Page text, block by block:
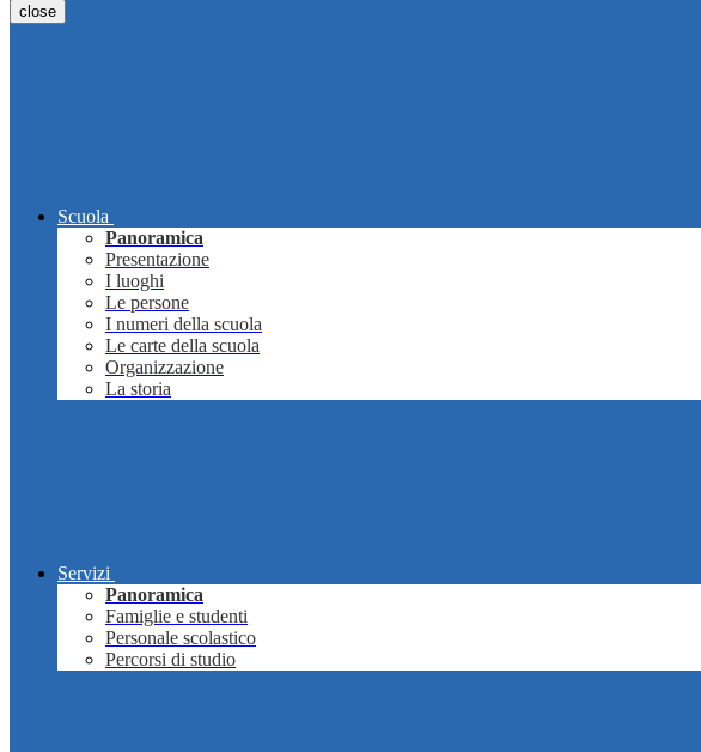
close
Scuola
Panoramica
Presentazione
I luoghi
Le persone
I numeri della scuola
Le carte della scuola
Organizzazione
La storia
Servizi
Panoramica
Famiglie e studenti
Personale scolastico
Percorsi di studio